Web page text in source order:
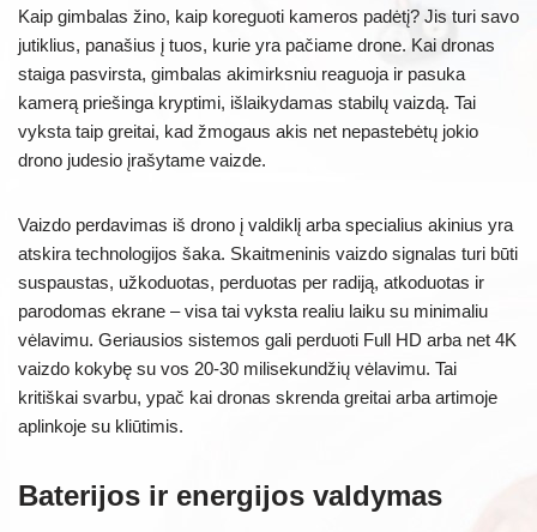
Kaip gimbalas žino, kaip koreguoti kameros padėtį? Jis turi savo
jutiklius, panašius į tuos, kurie yra pačiame drone. Kai dronas
staiga pasvirsta, gimbalas akimirksniu reaguoja ir pasuka
kamerą priešinga kryptimi, išlaikydamas stabilų vaizdą. Tai
vyksta taip greitai, kad žmogaus akis net nepastebėtų jokio
drono judesio įrašytame vaizde.
Vaizdo perdavimas iš drono į valdiklį arba specialius akinius yra
atskira technologijos šaka. Skaitmeninis vaizdo signalas turi būti
suspaustas, užkoduotas, perduotas per radiją, atkoduotas ir
parodomas ekrane – visa tai vyksta realiu laiku su minimaliu
vėlavimu. Geriausios sistemos gali perduoti Full HD arba net 4K
vaizdo kokybę su vos 20-30 milisekundžių vėlavimu. Tai
kritiškai svarbu, ypač kai dronas skrenda greitai arba artimoje
aplinkoje su kliūtimis.
Baterijos ir energijos valdymas